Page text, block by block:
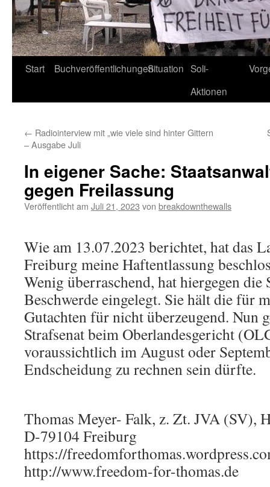
Start BuchveröffentlichungenSituation Soli-
Aktionen
← Radiointerview mit „wie viele sind hinter Gittern
– Ausgabe Juli
In eigener Sache:
gegen Freilassung
Veröffentlicht am Juli 21, 2023 von breakdownthewalls
Wie am 13.07.2023 berichtet, hat das
Freiburg meine Haftentlassung
Wenig überraschend, hat hiergegen die
Beschwerde eingelegt. Sie hält die für
Gutachten für nicht überzeugend. Nun
Strafsenat beim Oberlandesgericht
voraussichtlich im August oder
Endscheidung zu rechnen sein dürfte.
Thomas Meyer- Falk, z. Zt. JVA (SV),
D-79104 Freiburg
https://
http://www.freedom-for-thomas.de